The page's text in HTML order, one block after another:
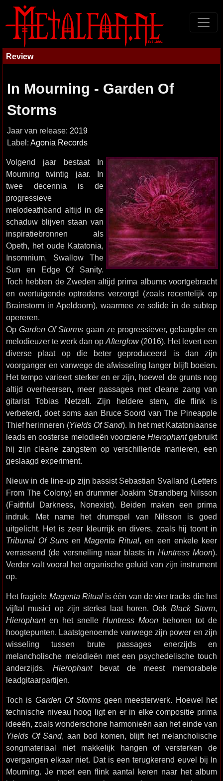
Review
In Mourning - Garden Of
Storms
Jaar van release: 2019
Label: Agonia Records
Volgend jaar bestaat In
Mourning twintig jaar. In
twee decennia is de
progressieve
melodeathband altijd in de
schaduw blijven staan van
inspiratiebronnen als
Opeth, het oude Katatonia,
Insomnium, Swallow The
Sun en Edge Of Sanity.
Toch hebben de Zweden altijd prima albums voortgebracht
en overtuigende optredens verzorgd (zoals recentelijk op
Brainstorm in Apeldoorn), waarmee ze solide in de subtop
opereren.
OpGarden Of Storms gaan ze progressiever, gelaagder en
melodieuzer te werk dan op Afterglow(2016). Het levert een
diverse plaat op die beter geproduceerd is dan zijn
voorganger en vanwege de afwisseling langer blijft boeien.
Het tempo varieert sterker en er zijn, hoewel de grunts nog
altijd overheersen, meer passages met cleane zang van
gitarist Tobias Netzell. Zijn heldere stem, die flink is
verbeterd, doet soms aan Bruce Soord van The Pineapple
Thief herinneren (Yields Of Sand). In het met Katatoniaanse
leads en oosterse melodieën voorziene Hierophantgebruikt
hij zijn cleane zangstem op verschillende manieren, een
geslaagd experiment.
Nieuw in de line-up zijn bassist Sebastian Svalland (Letters
From The Colony) en drummer Joakim Strandberg Nilsson
(Faithful Darkness, Nonexist). Beiden maken een prima
indruk. Met name het drumspel van Nilsson is goed
uitgelicht. Het is zeer kleurrijk en divers, zoals hij toont in
Tribunal Of Suns en Magenta Ritual, en een enkele keer
verrassend (de versnelling naar blasts in Huntress Moon).
Verder valt vooral het organische geluid van zijn instrument
op.
Het fragiele Magenta Ritualis één van de vier tracks die het
vijftal musici op zijn sterkst laat horen. Ook Black Storm,
Hierophanten het snelle Huntress Moon behoren tot de
hoogtepunten. Laatstgenoemde vanwege zijn power en zijn
wisseling tussen brute passages enerzijds en
melancholische melodieën met een psychedelische touch
anderzijds. Hierophantbevat de meest memorabele
leadgitaarpartijen.
Toch is Garden Of Stormsgeen meesterwerk. Hoewel het
technische niveau hoog ligt en er in elke compositie prima
ideeën, zoals wonderschone harmonieën aan het einde van
Yields Of Sand, aan bod komen, blijft het melancholische
songmateriaal niet makkelijk hangen of versterken de
overgangen elkaar niet. Dat is een terugkerend euvel bij In
Mourning. Je moet een flink aantal keren naar het album